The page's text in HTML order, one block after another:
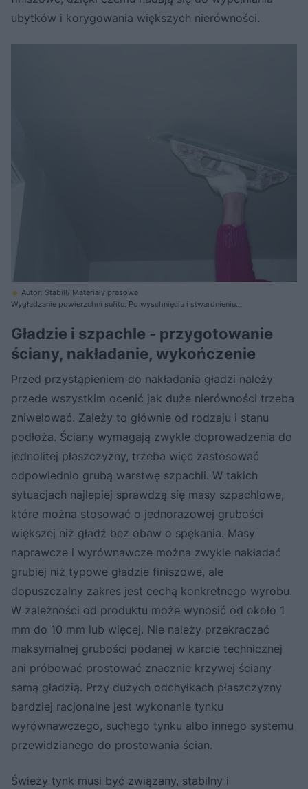
ubytków i korygowania większych nierówności.
Autor: Stabill/ Materiały prasowe
Wygładzanie powierzchni sufitu. Po wyschnięciu i stwardnieniu
lub specjalną siateczką ścierną.
Gładzie i szpachle - przygotowanie
ściany, nakładanie, wykończenie
Przed przystąpieniem do nakładania gładzi należy
przede wszystkim ocenić jak duże nierówności trzeba
zniwelować. Zależy to głównie od rodzaju i stanu
podłoża. Ściany wymagają zwykle doprowadzenia do
jednolitej płaszczyzny, trzeba więc zastosować
odpowiednio grubą warstwę szpachli. W takich
sytuacjach najlepiej sprawdzą się masy szpachlowe,
które można stosować o jednorazowej grubości
większej niż gładź bez obaw o spękania. Masy
naprawcze i wyrównawcze można zwykle nakładać
grubiej niż typowe gładzie finiszowe, ale
dopuszczalny zakres jest cechą konkretnego wyrobu.
W zależności od produktu może wynosić od około 1
mm do 10 mm lub więcej. Nie należy przekraczać
maksymalnej grubości podanej w karcie technicznej
ani próbować prostować znacznie krzywej ściany
samą gładzią. Przy dużych odchyłkach płaszczyzny
bardziej racjonalne jest wykonanie tynku
wyrównawczego, suchego tynku albo innego systemu
przewidzianego do prostowania ścian.
Świeży tynk musi być związany, stabilny i